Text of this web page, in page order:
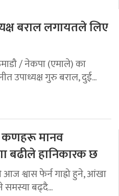
बराल लगायतले लिए
/ नेकपा (एमाले) का
उपाध्यक्ष गुरु बराल, दुई...
कणहरू मानव
बढीले हानिकारक छ
आज श्वास फेर्न गाह्रो हुने, आंखा
समस्या बढ्दै...